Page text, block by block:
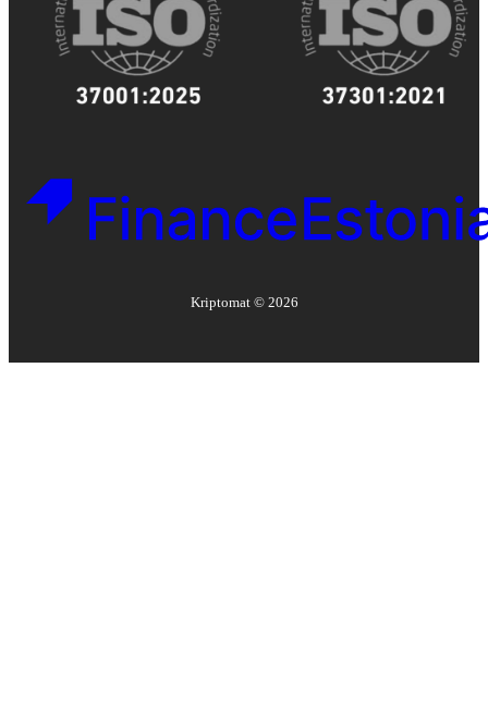
Kriptomat © 2026